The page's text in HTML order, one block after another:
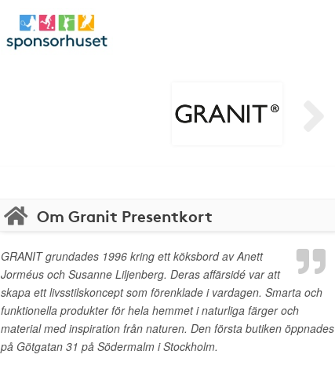
Om Granit Presentkort
GRANIT grundades 1996 kring ett köksbord av Anett
Jorméus och Susanne Liljenberg. Deras affärsidé var att
skapa ett livsstilskoncept som förenklade i vardagen. Smarta och
funktionella produkter för hela hemmet i naturliga färger och
material med inspiration från naturen. Den första butiken öppnades
på Götgatan 31 på Södermalm i Stockholm.